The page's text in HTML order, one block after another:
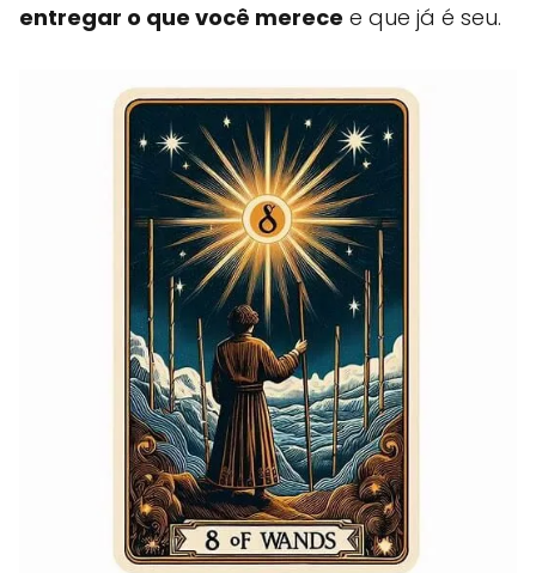
entregar o que você merece e que já é seu.